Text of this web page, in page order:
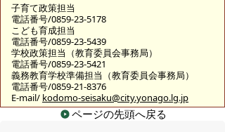
子育て政策担当
電話番号/0859-23-5178
こども育成担当
電話番号/0859-23-5439
学校政策担当（教育委員会事務局）
電話番号/0859-23-5421
義務教育学校準備担当（教育委員会事務局）
電話番号/0859-21-8376
E-mail/ kodomo-seisaku@city.yonago.lg.jp
ページの先頭へ戻る